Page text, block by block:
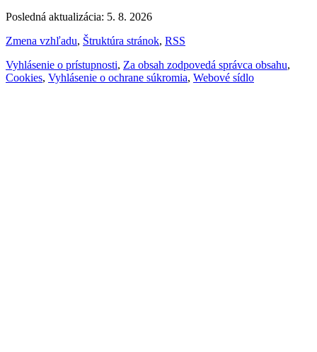
Posledná aktualizácia: 5. 8. 2026
Zmena vzhľadu, Štruktúra stránok, RSS
Vyhlásenie o prístupnosti, Za obsah zodpovedá správca obsahu,
Cookies, Vyhlásenie o ochrane súkromia, Webové sídlo